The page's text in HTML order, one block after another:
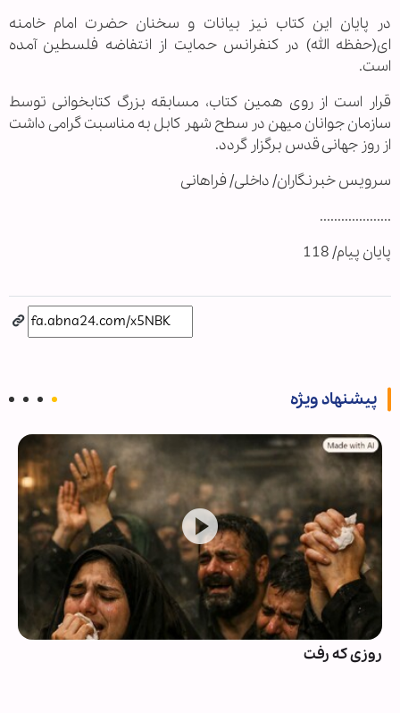
در پایان این کتاب نیز بیانات و سخنان حضرت امام خامنه
ای(حفظه الله) در کنفرانس حمایت از انتفاضه فلسطین آمده
است.
قرار است از روی همین کتاب، مسابقه بزرگ کتابخوانی توسط
سازمان جوانان میهن در سطح شهر کابل به مناسبت گرامی داشت
از روز جهانی قدس برگزار گردد.
سرویس خبرنگاران/ داخلی/ فراهانی
....................
پایان پیام/ 118
پیشنهاد ویژه
روزی که رفت